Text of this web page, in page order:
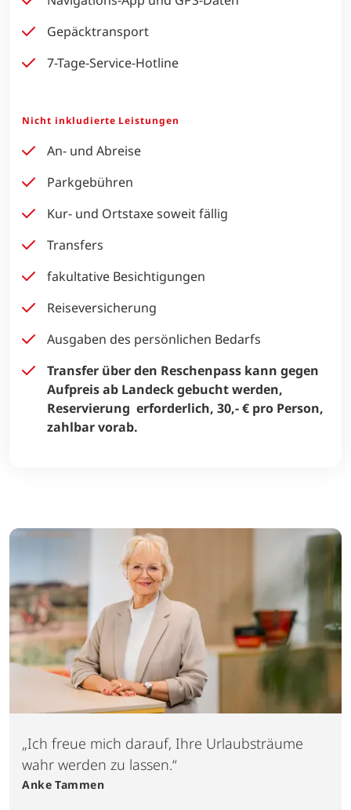
Gepäcktransport
7-Tage-Service-Hotline
Nicht inkludierte Leistungen
An- und Abreise
Parkgebühren
Kur- und Ortstaxe soweit fällig
Transfers
fakultative Besichtigungen
Reiseversicherung
Ausgaben des persönlichen Bedarfs
Transfer über den Reschenpass kann gegen
Aufpreis ab Landeck gebucht werden,
Reservierung erforderlich, 30,- € pro Person,
zahlbar vorab.
„Ich freue mich darauf, Ihre Urlaubsträume
wahr werden zu lassen.“
Anke Tammen